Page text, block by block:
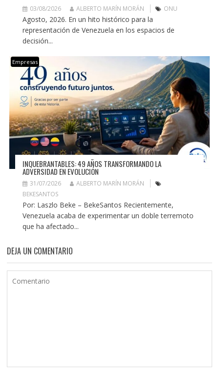
03/08/2026 ALBERTO MARÍN MORÁN ONU
Agosto, 2026. En un hito histórico para la
representación de Venezuela en los espacios de
decisión...
Empresas
INQUEBRANTABLES: 49 AÑOS TRANSFORMANDO LA
ADVERSIDAD EN EVOLUCIÓN
31/07/2026
ALBERTO MARÍN MORÁN
BEKESANTOS
Por: Laszlo Beke – BekeSantos Recientemente,
Venezuela acaba de experimentar un doble terremoto
que ha afectado...
DEJA UN COMENTARIO